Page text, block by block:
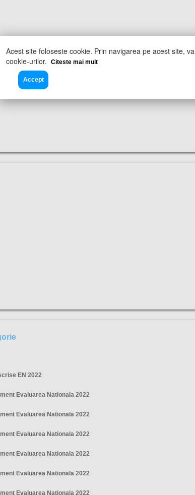
EN 2022
Evaluarea Nationala 2022
Evaluarea Nationala 2022
Evaluarea Nationala 2022
Evaluarea Nationala 2022
Evaluarea Nationala 2022
Evaluarea Nationala 2022
Acest site foloseste cookie. Prin navigarea pe acest site,
cookie-urilor.
Citeste mai mult
Accept